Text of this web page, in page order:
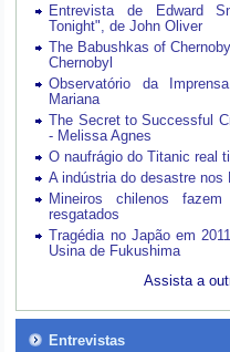
Entrevista de Edward
Tonight", de John Oliver
The Babushkas of
Chernobyl
Observatório da
Mariana
The Secret to Successful
- Melissa Agnes
O naufrágio do Titanic real
A indústria do desastre nos
Mineiros chilenos
resgatados
Tragédia no Japão em
Usina de Fukushima
Assista a
Entrevistas